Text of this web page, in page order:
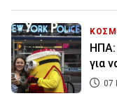
ΗΠΑ:
για
07